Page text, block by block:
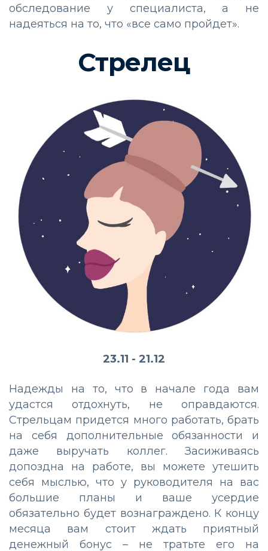
обследование у специалиста, а не
надеяться на то, что «все само пройдет».
Стрелец
23.11 - 21.12
Надежды на то, что в начале года вам
удастся отдохнуть, не оправдаются.
Стрельцам придется много работать, брать
на себя дополнительные обязанности и
даже выручать коллег. Засиживаясь
допоздна на работе, вы можете утешить
себя мыслью, что у руководителя на вас
большие планы и ваше усердие
обязательно будет вознаграждено. К концу
месяца вам стоит ждать приятный
денежный бонус – не тратьте его на